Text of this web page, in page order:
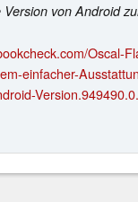
Version von Android
Oscal-
einfacher-